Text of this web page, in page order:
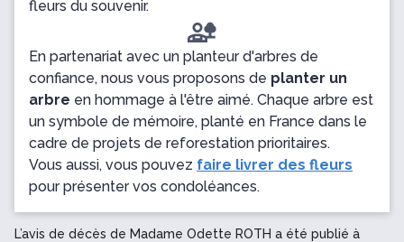
fleurs du souvenir.
En partenariat avec un planteur d'arbres de
confiance, nous vous proposons de planter un
arbre en hommage à l'être aimé. Chaque arbre est
un symbole de mémoire, planté en France dans le
cadre de projets de reforestation prioritaires.
Vous aussi, vous pouvez faire livrer des fleurs
pour présenter vos condoléances.
L’avis de décès de Madame Odette ROTH a été publié à